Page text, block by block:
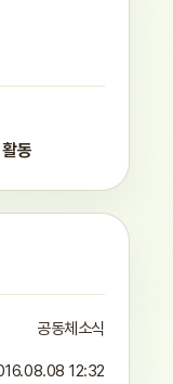
동
공동체소식
12:32